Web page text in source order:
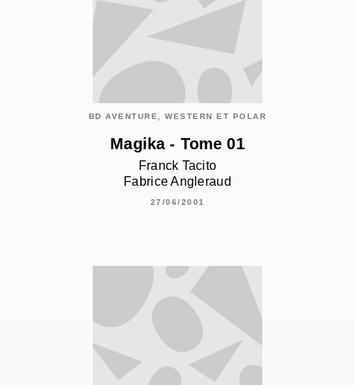
BD AVENTURE, WESTERN ET POLAR
Magika - Tome 01
Franck Tacito
Fabrice Angleraud
27/06/2001